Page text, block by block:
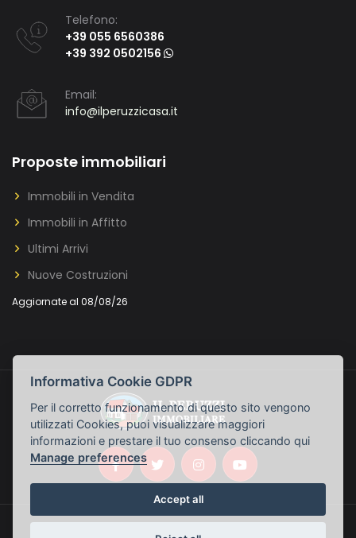
Telefono:
+39 055 6560386
+39 392 0502156
Email:
info@ilperuzzicasa.it
Proposte immobiliari
Immobili in Vendita
Immobili in Affitto
Ultimi Arrivi
Nuove Costruzioni
Aggiornate al 08/08/26
Informativa Cookie GDPR
Per il corretto funzionamento di questo sito vengono
utilizzati Cookies, puoi visualizzare maggiori
informazioni e prestare il tuo consenso cliccando qui
Manage preferences
Accept all